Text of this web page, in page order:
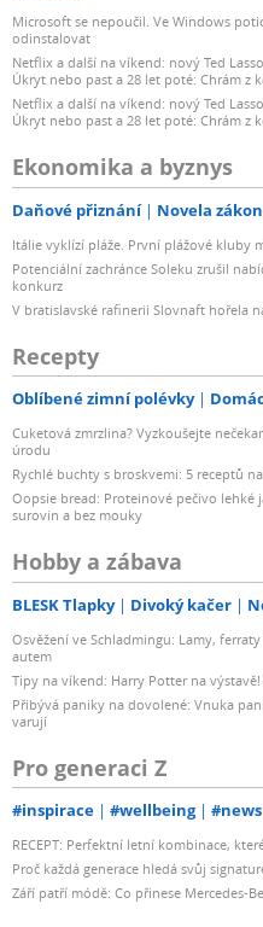
Microsoft se nepoučil. Ve Windows
odinstalovat
Netflix a další na víkend: nový Ted
Úkryt nebo past a 28 let poté: Chrám z
Netflix a další na víkend: nový Ted
Úkryt nebo past a 28 let poté: Chrám z
Ekonomika a byznys
Daňové přiznání Novela
Itálie vyklízí pláže. První plážové kluby
Potenciální zachránce Soleku zrušil
konkurz
V bratislavské rafinerii Slovnaft hořela
Recepty
Oblíbené zimní polévky
Cuketová zmrzlina? Vyzkoušejte
úrodu
Rychlé buchty s broskvemi: 5 receptů
Oopsie bread: Proteinové pečivo lehké
surovin a bez mouky
Hobby a zábava
BLESK Tlapky Divoký kačer
Osvěžení ve Schladmingu: Lamy,
autem
Tipy na víkend: Harry Potter na
Přibývá paniky na dovolené: Vnuka
varují
Pro generaci Z
#inspirace #wellbeing #news
RECEPT: Perfektní letní kombinace,
Proč každá generace hledá svůj
Září patří módě: Co přinese Mercedes-